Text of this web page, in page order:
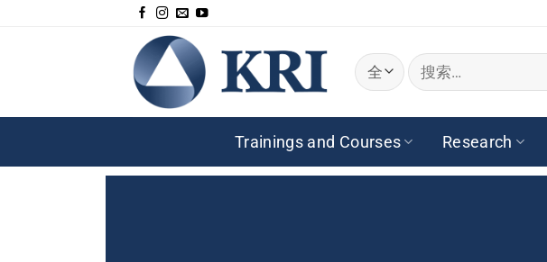
搜
索：
Trainings and Courses Research